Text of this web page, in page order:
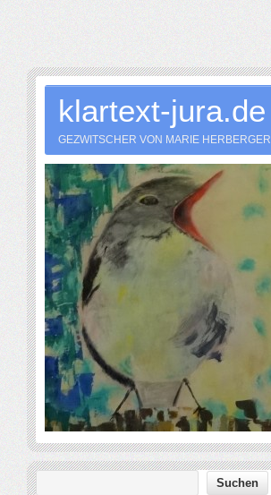
klartext-jura.de
GEZWITSCHER VON MARIE HERBERGER